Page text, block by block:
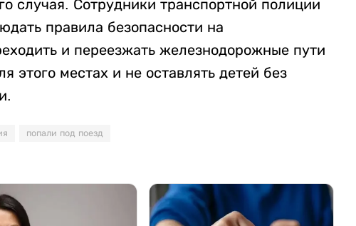
случая. Сотрудники транспортной полиции
правила безопасности на
и переезжать железнодорожные пути
этого местах и не оставлять детей без
попали под поезд